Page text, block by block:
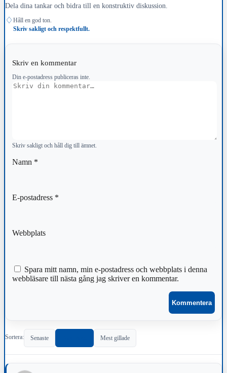
Dela dina tankar och bidra till en konstruktiv diskussion.
♢ Håll en god ton.
Skriv sakligt och respektfullt.
Skriv en kommentar
Din e-postadress publiceras inte.
Kommentar
Skriv sakligt och håll dig till ämnet.
Namn *
E-postadress *
Webbplats
Spara mitt namn, min e-postadress och webbplats i denna
webbläsare till nästa gång jag skriver en kommentar.
Sortera: Senaste Mest gillade